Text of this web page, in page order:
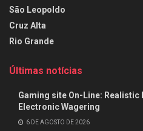
São Leopoldo
Cruz Alta
Rio Grande
Últimas notícias
Gaming site On-Line:
Electronic Wagering
6 DE AGOSTO DE 2026